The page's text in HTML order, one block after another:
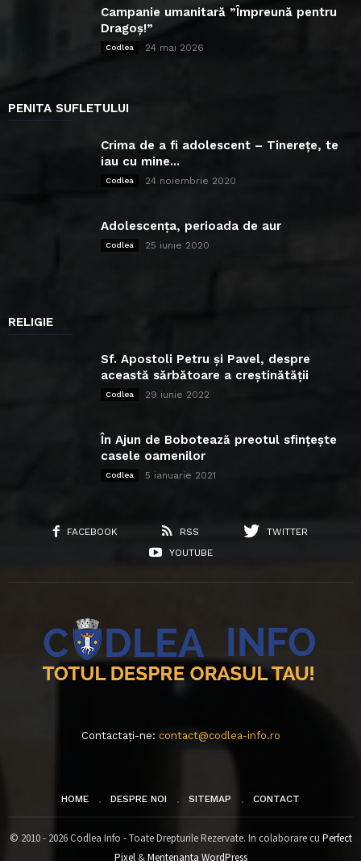
Campanie umanitară ”Împreună pentru
Dragoș!”
Codlea 24 mai 2026
PENITA SUFLETULUI
Crima de a fi adolescent – Tinerețe, te
iau cu mine...
Codlea 24 noiembrie 2020
Adolescența, perioada de aur
Codlea 25 iunie 2020
RELIGIE
Sf. Apostoli Petru și Pavel, despre
această sărbătoare a creștinătății
Codlea 29 iunie 2022
În Ajun de Bobotează preotul sfințește
casele oamenilor
Codlea 5 ianuarie 2021
FACEBOOK RSS
TWITTER
YOUTUBE
Contactați-ne: contact@codlea-info.ro
HOME DESPRE NOI SITEMAP CONTACT
© 2010 - 2026 Codlea Info - Toate Drepturile Rezervate. In colaborare cu Perfect
Pixel&Mentenanta WordPress